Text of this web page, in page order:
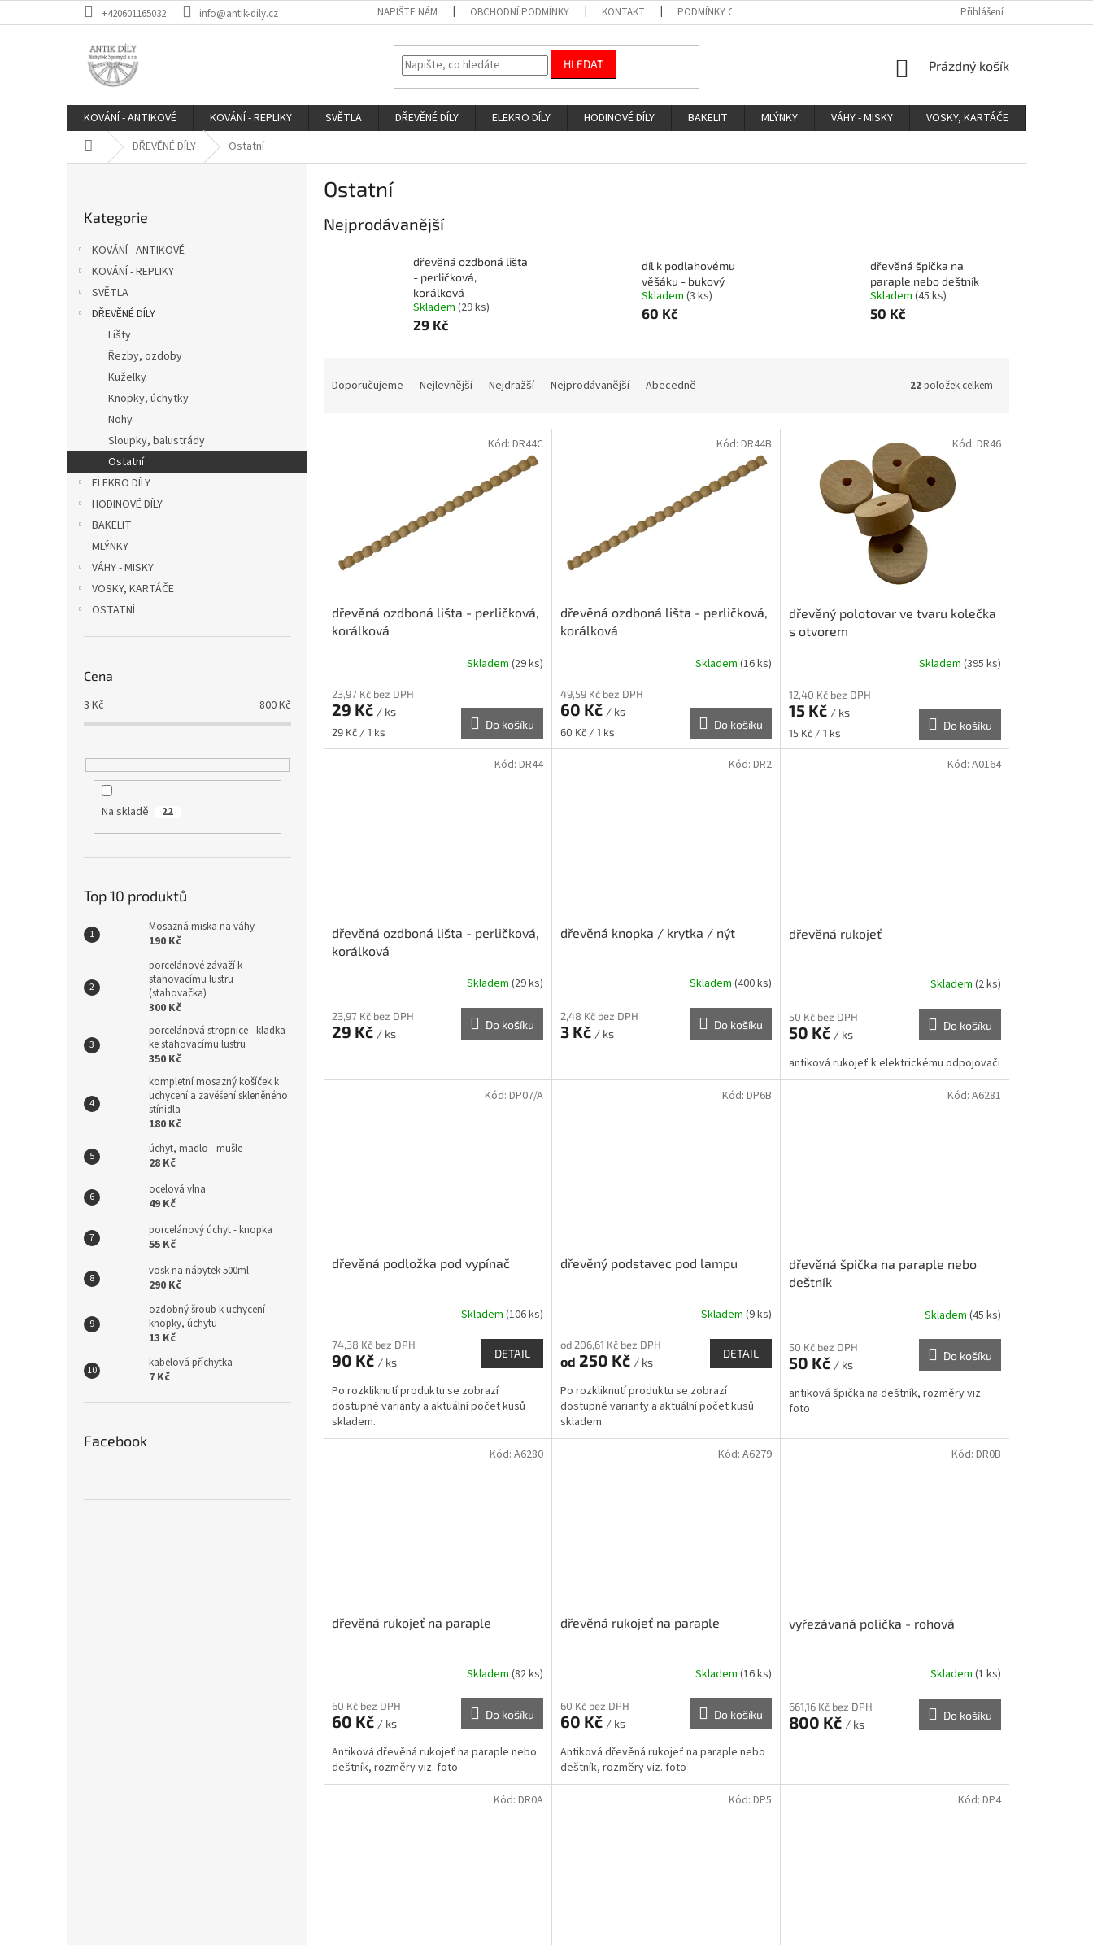
na
+420601165032 info@antik-dily.cz NAPIŠTE NÁM OBCHODNÍ PODMÍNKY KONTAKT PODMÍNKY OCHRANY OSOBNÍCH ÚDAJŮ Přihlášení
HLEDAT
NÁKUPNÍ
Prázdný košík
KOVÁNÍ - ANTIKOVÉ KOVÁNÍ - REPLIKY SVĚTLA DŘEVĚNÉ DÍLY ELEKRO DÍLY HODINOVÉ DÍLY BAKELIT MLÝNKY VÁHY - MISKY VOSKY, KARTÁČE
Domů DŘEVĚNÉ DÍLY Ostatní
kategorie
Kategorie
KOVÁNÍ - ANTIKOVÉ
KOVÁNÍ - REPLIKY
SVĚTLA
DŘEVĚNÉ DÍLY
Lišty
Řezby, ozdoby
Kuželky
Knopky, úchytky
Nohy
Sloupky, balustrády
Ostatní
ELEKRO DÍLY
HODINOVÉ DÍLY
BAKELIT
MLÝNKY
VÁHY - MISKY
VOSKY, KARTÁČE
OSTATNÍ
Cena
3 Kč 800Kč
Na skladě 22
Top 10 produktů
Mosazná miska na váhy
190 Kč
porcelánové závaží k
stahovacímu lustru
(stahovačka)
300 Kč
porcelánová stropnice - kladka
ke stahovacímu lustru
350 Kč
kompletní mosazný košíček k
uchycení a zavěšení skleněného
stínidla
180 Kč
úchyt, madlo - mušle
28 Kč
ocelová vlna
49 Kč
porcelánový úchyt - knopka
55 Kč
vosk na nábytek 500ml
290 Kč
ozdobný šroub k uchycení
knopky, úchytu
13 Kč
kabelová příchytka
7 Kč
Facebook
Ostatní
Nejprodávanější
dřevěná ozdboná lišta
- perličková,
korálková
Skladem (29 ks)
29 Kč
díl k podlahovému
věšáku - bukový
Skladem (3 ks)
60 Kč
dřevěná špička na
paraple nebo deštník
Skladem (45 ks)
50 Kč
Doporučujeme Nejlevnější Nejdražší Nejprodávanější Abecedně 22položek celkem
dřevěná ozdboná lišta - perličková,
korálková
Skladem (29 ks)
23,97 Kč bez DPH
29 Kč / ks
Měrná
cena:
29 Kč / 1 ks
Do košíku
Kód: DR44C
dřevěná ozdboná lišta - perličková,
korálková
Skladem (16 ks)
49,59 Kč bez DPH
60 Kč / ks
Měrná
cena:
60 Kč / 1 ks
Do košíku
Kód: DR44B
dřevěný polotovar ve tvaru kolečka
s otvorem
Skladem (395 ks)
12,40 Kč bez DPH
15 Kč / ks
Měrná
cena:
15 Kč / 1 ks
Do košíku
Kód: DR46
dřevěná ozdboná lišta - perličková,
korálková
Skladem (29 ks)
23,97 Kč bez DPH
29 Kč / ks
Do košíku
Kód: DR44
dřevěná knopka / krytka / nýt
Skladem (400 ks)
2,48 Kč bez DPH
3 Kč / ks
Do košíku
Kód: DR2
dřevěná rukojeť
Skladem (2 ks)
50 Kč bez DPH
50 Kč / ks
Do košíku
antiková rukojeť k elektrickému odpojovači
Kód: A0164
dřevěná podložka pod vypínač
Skladem (106 ks)
74,38 Kč bez DPH
90 Kč / ks
DETAIL
Po rozkliknutí produktu se zobrazí
dostupné varianty a aktuální počet kusů
skladem.
Kód: DP07/A
dřevěný podstavec pod lampu
Skladem (9 ks)
od 206,61 Kč bez DPH
od 250 Kč / ks
DETAIL
Po rozkliknutí produktu se zobrazí
dostupné varianty a aktuální počet kusů
skladem.
Kód: DP6B
dřevěná špička na paraple nebo
deštník
Skladem (45 ks)
50 Kč bez DPH
50 Kč / ks
Do košíku
antiková špička na deštník, rozměry viz.
foto
Kód: A6281
dřevěná rukojeť na paraple
Skladem (82 ks)
60 Kč bez DPH
60 Kč / ks
Do košíku
Antiková dřevěná rukojeť na paraple nebo
deštník, rozměry viz. foto
Kód: A6280
dřevěná rukojeť na paraple
Skladem (16 ks)
60 Kč bez DPH
60 Kč / ks
Do košíku
Antiková dřevěná rukojeť na paraple nebo
deštník, rozměry viz. foto
Kód: A6279
vyřezávaná polička - rohová
Skladem (1 ks)
661,16 Kč bez DPH
800 Kč / ks
Do košíku
Kód: DR0B
Kód: DR0A Kód: DP5 Kód: DP4